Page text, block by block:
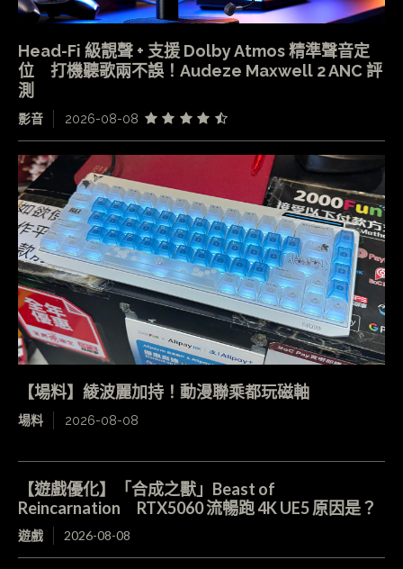
Head-Fi 級靚聲 + 支援 Dolby Atmos 精準聲音定
位 打機聽歌兩不誤！Audeze Maxwell 2 ANC 評
測
影音 2026-08-08
【場料】綾波麗加持！動漫聯乘都玩磁軸
場料 2026-08-08
【遊戲優化】「合成之獸」Beast of
Reincarnation RTX5060 流暢跑 4K UE5 原因是？
遊戲 2026-08-08